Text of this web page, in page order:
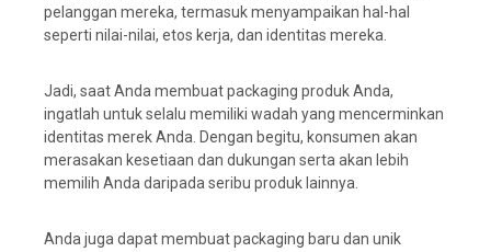
pelanggan mereka, termasuk menyampaikan hal-hal
seperti nilai-nilai, etos kerja, dan identitas mereka.
Jadi, saat Anda membuat packaging produk Anda,
ingatlah untuk selalu memiliki wadah yang mencerminkan
identitas merek Anda. Dengan begitu, konsumen akan
merasakan kesetiaan dan dukungan serta akan lebih
memilih Anda daripada seribu produk lainnya.
Anda juga dapat membuat packaging baru dan unik